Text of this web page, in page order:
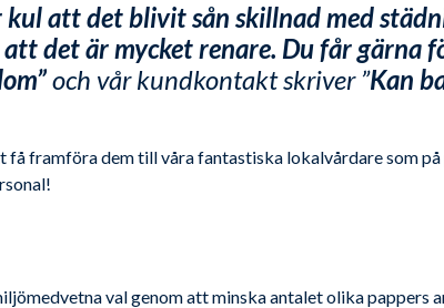
att det blivit sån skillnad med
det är mycket renare. Du får gärna
och vår kundkontakt skriver ”Kan
få framföra dem till våra fantastiska lokalvårdare som
val genom att minska antalet olika pappers